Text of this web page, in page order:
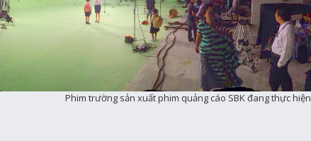
Phim trường sản xuất phim quảng cáo SBK đang thực hiện